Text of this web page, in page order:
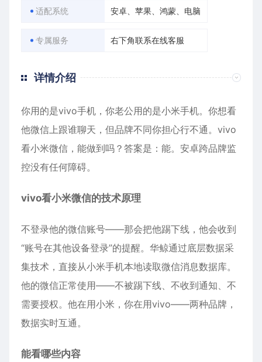
适配系统 安卓、苹果、鸿蒙、电脑
专属服务 右下角联系在线客服
详情介绍
你用的是vivo手机，你老公用的是小米手机。你想看
他微信上跟谁聊天，但品牌不同你担心行不通。vivo
看小米微信，能做到吗？答案是：能。安卓跨品牌监
控没有任何障碍。
vivo看小米微信的技术原理
不登录他的微信账号——那会把他踢下线，他会收到
“账号在其他设备登录”的提醒。华鲸通过底层数据采
集技术，直接从小米手机本地读取微信消息数据库。
他的微信正常使用——不被踢下线、不收到通知、不
需要授权。他在用小米，你在用vivo——两种品牌，
数据实时互通。
能看哪些内容